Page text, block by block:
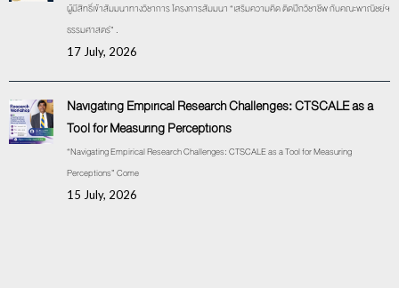
ผู้มีสิทธิ์เข้าสัมมนาทางวิชาการ โครงการสัมมนา “เสริมความคิด ติดปีกวิชาชีพ กับคณะพาณิชย์ฯ
ธรรมศาสตร์” .
17 July, 2026
Navigating Empirical Research Challenges: CTSCALE as a
Tool for Measuring Perceptions
“Navigating Empirical Research Challenges: CTSCALE as a Tool for Measuring
Perceptions” Come
15 July, 2026